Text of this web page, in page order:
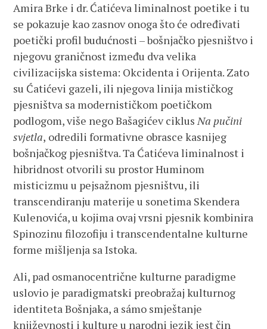
Amira Brke i dr. Ćatićeva liminalnost poetike i tu
se pokazuje kao zasnov onoga što će određivati
poetički profil budućnosti – bošnjačko pjesništvo i
njegovu graničnost između dva velika
civilizacijska sistema: Okcidenta i Orijenta. Zato
su Ćatićevi gazeli, ili njegova linija mističkog
pjesništva sa modernističkom poetičkom
podlogom, više nego Bašagićev ciklusNa pučini
svjetla, odredili formativne obrasce kasnijeg
bošnjačkog pjesništva. Ta Ćatićeva liminalnost i
hibridnost otvorili su prostor Huminom
misticizmu u pejsažnom pjesništvu, ili
transcendiranju materije u sonetima Skendera
Kulenovića, u kojima ovaj vrsni pjesnik kombinira
Spinozinu filozofiju i transcendentalne kulturne
forme mišljenja sa Istoka.
Ali, pad osmanocentrične kulturne paradigme
uslovio je paradigmatski preobražaj kulturnog
identiteta Bošnjaka, a sámo smještanje
književnosti i kulture u narodni jezik jest čin